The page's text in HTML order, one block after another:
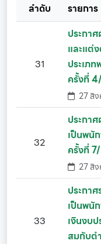
ลำดับ รายการ
31
ประกา
และแต่
ประเภ
ครั้งที่
27 สิ
32
ประกา
เป็นพนั
ครั้งที่
27 สิ
33
ประกา
เป็นพนั
เงินงบ
สมกับต